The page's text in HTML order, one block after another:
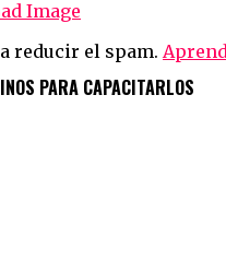
reducir el spam.
PARA CAPACITARLOS